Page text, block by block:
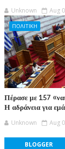
Unknown Aug
ΠΟΛΙΤΙΚΗ
Πέρασε με 157
Η αδράνεια για
Unknown Aug
BLOGGER